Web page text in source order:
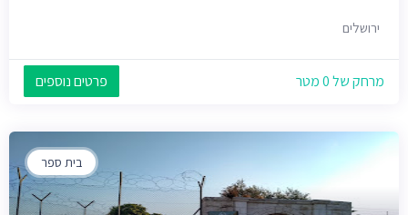
ירושלים
מרחק של 0 מטר פרטים נוספים
בית ספר